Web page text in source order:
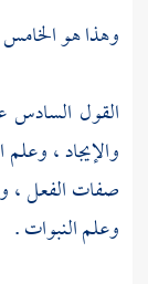
وهذا هو
القول السادس
والإيجاد ،
صفات الفعل ،
وعلم النبوات .